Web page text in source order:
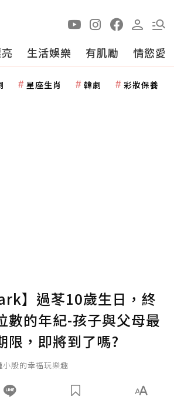
生活娛樂 有肌勵 情慾愛
星座生肖 韓劇 彩妝保養
】過苳10歲生日，終
數的年紀-孩子與父母最
限，即將到了嗎?
小殷的幸福玩樂趣